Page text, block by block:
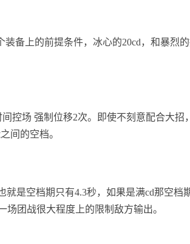
备上的前提条件，冰心的20cd，和暴烈
场 强制位移2次。即使不刻意配合大招，
间的空档。
是空档期只有4.3秒，如果是满cd那空档
团战很大程度上的限制敌方输出。